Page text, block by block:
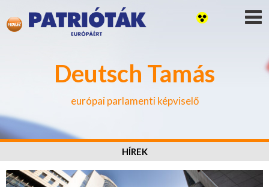
Deutsch Tamás
európai parlamenti képviselő
HÍREK